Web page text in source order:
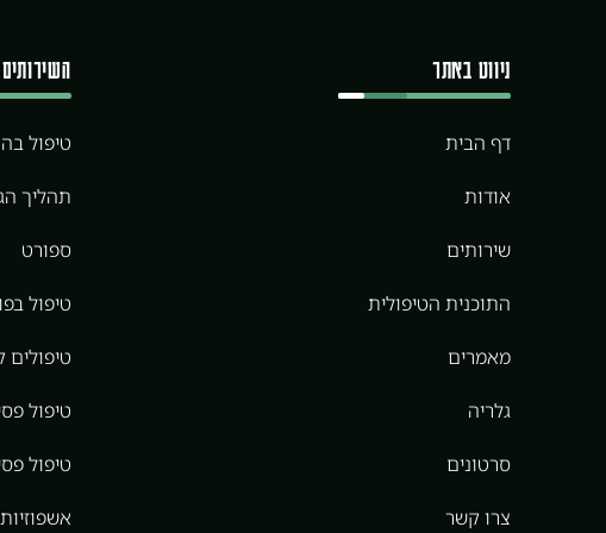
ניווט באתר
דף הבית
אודות
שירותים
התוכנית הטיפולית
מאמרים
גלריה
סרטונים
צרו קשר
טיפול
תהליך
ספורט
טיפול
טיפולים
טיפול
טיפול